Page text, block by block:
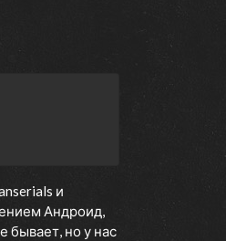
и
Андроид,
бывает, но у нас